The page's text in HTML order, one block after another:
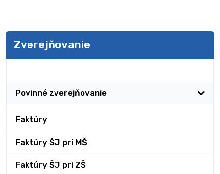
Zverejňovanie
Povinné zverejňovanie
Faktúry
Faktúry ŠJ pri MŠ
Faktúry ŠJ pri ZŠ